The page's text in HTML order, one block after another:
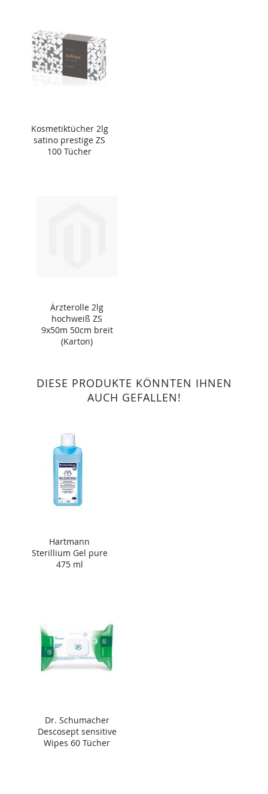
Kosmetiktücher 2lg
satino prestige ZS
100 Tücher
Ärzterolle 2lg
hochweiß ZS
9x50m 50cm breit
(Karton)
DIESE PRODUKTE KÖNNTEN IHNEN
AUCH GEFALLEN!
Hartmann
Sterillium Gel pure
475 ml
Dr. Schumacher
Descosept sensitive
Wipes 60 Tücher